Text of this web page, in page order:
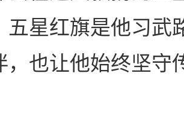
五星红旗是他习武
，也让他始终坚守